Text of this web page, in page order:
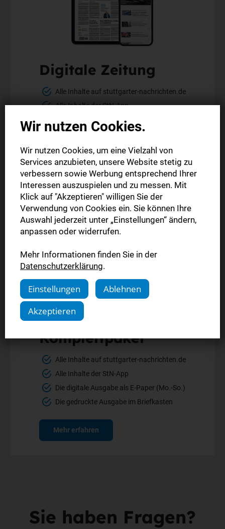
Digitale Zeitung
Alle Inhalte auf stuttgarter-nachrichten.de
Alle Inhalte der StN-App
Die digitale Ausgabe als E-Paper (Mo.-So.)
Die gedruckte Ausgabe im Briefkasten
Mehr erfahren
Komplettpaket
Alle Inhalte auf stuttgarter-nachrichten.de
Alle Inhalte der StN-App
Die digitale Ausgabe als E-Paper (Mo.-So.)
Die gedruckte Ausgabe im Briefkasten
Mehr erfahren
Sie haben Fragen?
Wir nutzen Cookies.
Wir nutzen Cookies, um eine Vielzahl von
Services anzubieten, unsere Website stetig zu
verbessern sowie Werbung entsprechend Ihrer
Interessen auszuspielen und zu messen. Mit
Klick auf "Akzeptieren" willigen Sie der
Verwendung von Cookies ein. Sie können Ihre
Auswahl jederzeit unter „Einstellungen“ ändern,
anpassen oder widerrufen.
Mehr Informationen finden Sie in der
Datenschutzerklärung.
Einstellungen
Ablehnen
Akzeptieren